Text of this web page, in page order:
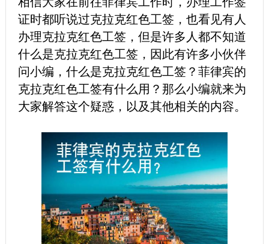
证时都听说过克拉克红色工签，也看见有人
办理克拉克红色工签，但是许多人都不知道
什么是克拉克红色工签，因此有许多小伙伴
问小编，什么是克拉克红色工签？菲律宾的
克拉克红色工签有什么用？那么小编就来为
大家解答这个疑惑，以及其他相关的内容。